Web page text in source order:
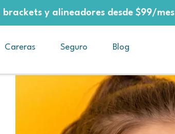
y alineadores desde $99/mes
Careras Seguro Blog